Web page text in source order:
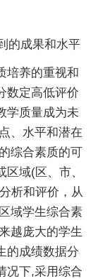
成果和水平
养的重视和
数定高低评价
学质量成为未
、水平和潜在
综合素质的可
域(区、市、
析和评价，从
域学生综合素
越庞大的学生
的成绩数据分
况下,采用综合